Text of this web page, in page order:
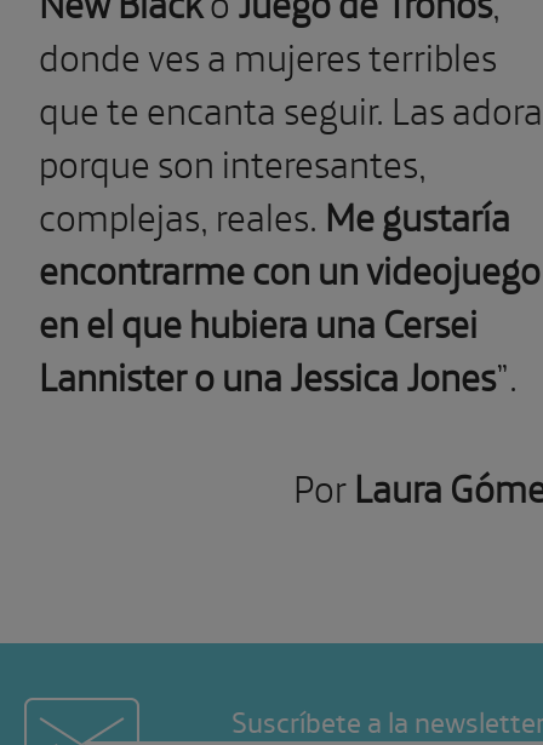
donde ves a mujeres terribles
que te encanta seguir. Las
porque son interesantes,
complejas, reales. Me gustaría
encontrarme con un videojuego
en el que hubiera una Cersei
Lannister o una Jessica Jones”.
PorLaura
Suscríbete a la